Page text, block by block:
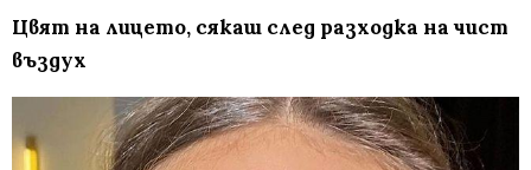
Цвят на лицето, сякаш след разходка на чист
въздух